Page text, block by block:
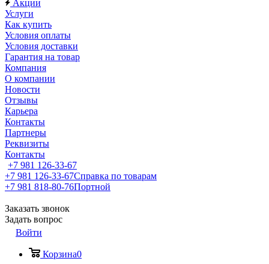
Акции
Услуги
Как купить
Условия оплаты
Условия доставки
Гарантия на товар
Компания
О компании
Новости
Отзывы
Карьера
Контакты
Партнеры
Реквизиты
Контакты
+7 981 126-33-67
+7 981 126-33-67Справка по товарам
+7 981 818-80-76Портной
Заказать звонок
Задать вопрос
Войти
Корзина0